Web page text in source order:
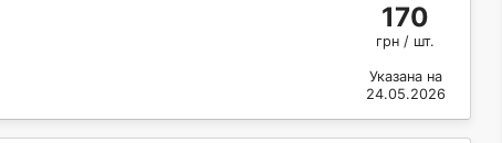
170
грн / шт.
Указана на
24.05.2026